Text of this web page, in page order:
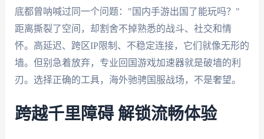
底都曾呐喊过同一个问题："国内手游出国了能玩吗？"
距离撕裂了空间，却割舍不掉熟悉的战斗、社交和情
怀。高延迟、跨区IP限制、不稳定连接，它们就像无形的
墙。但别急着放弃，专业回国游戏加速器就是破墙的利
刃。选择正确的工具，海外驰骋国服战场，不是奢望。
跨越千里障碍 解锁流畅体验